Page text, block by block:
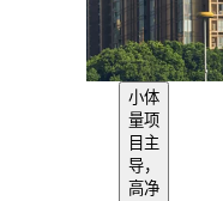
小体
量项
目主
导，
高净